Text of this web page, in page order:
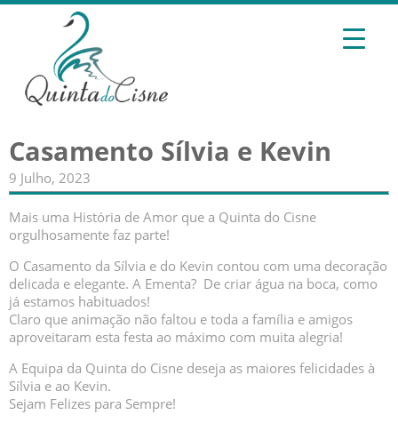
Casamento Sílvia e Kevin
9 Julho, 2023
Mais uma História de Amor que a Quinta do Cisne
orgulhosamente faz parte!
O Casamento da Sílvia e do Kevin contou com uma decoração
delicada e elegante. A Ementa? De criar água na boca, como
já estamos habituados!
Claro que animação não faltou e toda a família e amigos
aproveitaram esta festa ao máximo com muita alegria!
A Equipa da Quinta do Cisne deseja as maiores felicidades à
Sílvia e ao Kevin.
Sejam Felizes para Sempre!